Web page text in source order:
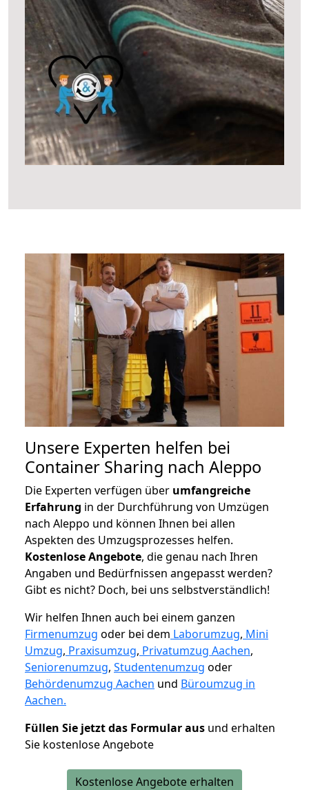
Unsere Experten helfen bei
Container Sharing nach Aleppo
Die Experten verfügen über umfangreiche
Erfahrung in der Durchführung von Umzügen
nach Aleppo und können Ihnen bei allen
Aspekten des Umzugsprozesses helfen.
Kostenlose Angebote, die genau nach Ihren
Angaben und Bedürfnissen angepasst werden?
Gibt es nicht? Doch, bei uns selbstverständlich!
Wir helfen Ihnen auch bei einem ganzen
Firmenumzug oder bei dem Laborumzug, Mini
Umzug, Praxisumzug, Privatumzug Aachen,
Seniorenumzug, Studentenumzug oder
Behördenumzug Aachen und Büroumzug in
Aachen.
Füllen Sie jetzt das Formular aus und erhalten
Sie kostenlose Angebote
Kostenlose Angebote erhalten